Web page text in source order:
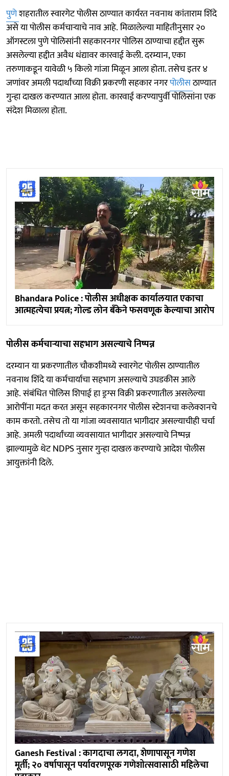
पुणेशहरातील स्वारगेट पोलीस ठाण्यात कार्यरत नवनाथ कांताराम शिंदे
असे या पोलीस कर्मचाऱ्याचे नाव आहे. मिळालेल्या माहितीनुसार २०
ऑगस्टला पुणे पोलिसांनी सहकारनगर पोलिस ठाण्याचा हद्दीत सुरू
असलेल्या हद्दीत अवैध धंद्यावर कारवाई केली. दरम्यान, एका
तरुणाकडून यावेळी ५ किलो गांजा मिळून आला होता. तसेच इतर ४
जणांवर अमली पदार्थांच्या विक्री प्रकरणी सहकार नगरपोलीसठाण्यात
गुन्हा दाखल करण्यात आला होता. कारवाई करण्यापुर्वी पोलिसांना एक
संदेश मिळाला होता.
Bhandara Police : पोलीस अधीक्षक कार्यालयात एकाचा
आत्महत्येचा प्रयत्न; गोल्ड लोन बँकेने फसवणूक केल्याचा आरोप
पोलीस कर्मचाऱ्याचा सहभाग असल्याचे निष्पन्न
दरम्यान या प्रकरणातील चौकशीमध्ये स्वारगेट पोलीस ठाण्यातील
नवनाथ शिंदे या कर्मचार्याचा सहभाग असल्याचे उघडकीस आले
आहे. संबंधित पोलिस शिपाई हा ड्रग्स विक्री प्रकरणातील असलेल्या
आरोपींना मदत करत असून सहकारनगर पोलीस स्टेशनचा कलेक्शनचे
काम करतो. तसेच तो या गांजा व्यवसायात भागीदार असल्याचीही चर्चा
आहे. अमली पदार्थांच्या व्यवसायात भागीदार असल्याचे निष्पन्न
झाल्यामुळे थेट NDPS नुसार गुन्हा दाखल करण्याचे आदेश पोलीस
आयुक्तांनी दिले.
Ganesh Festival : कागदाचा लगदा, शेणापासून गणेश
मूर्ती; २० वर्षापासून पर्यावरणपूरक गणेशोत्सवासाठी महिलेचा